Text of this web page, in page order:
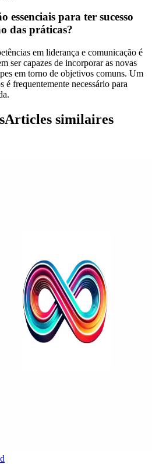
essenciais para ter sucesso
das práticas?
em liderança e comunicação é
ser capazes de incorporar as novas
em torno de objetivos comuns. Um
é frequentemente necessário para
Articles similaires